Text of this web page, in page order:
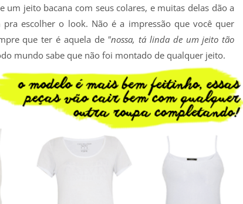
jeito bacana com seus colares, e muitas delas dão a
escolher o look. Não é a impressão que você quer
que ter é aquela de"nossa, tá linda de um jeito tão
mundo sabe que não foi montado de qualquer jeito.